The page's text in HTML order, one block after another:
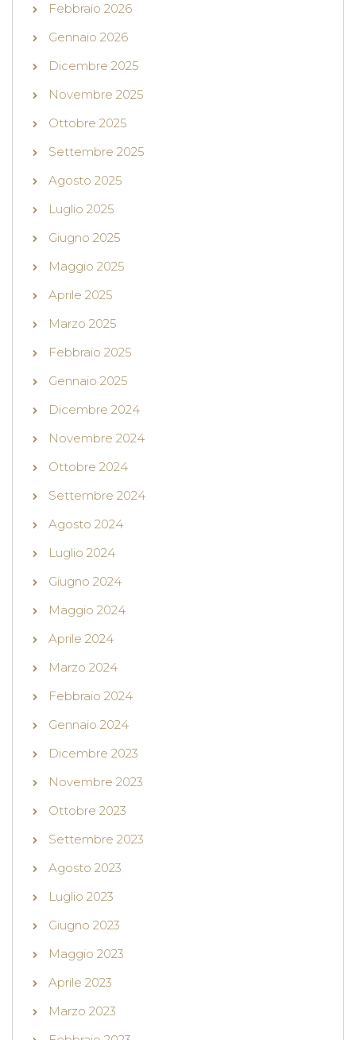
Febbraio 2026
Gennaio 2026
Dicembre 2025
Novembre 2025
Ottobre 2025
Settembre 2025
Agosto 2025
Luglio 2025
Giugno 2025
Maggio 2025
Aprile 2025
Marzo 2025
Febbraio 2025
Gennaio 2025
Dicembre 2024
Novembre 2024
Ottobre 2024
Settembre 2024
Agosto 2024
Luglio 2024
Giugno 2024
Maggio 2024
Aprile 2024
Marzo 2024
Febbraio 2024
Gennaio 2024
Dicembre 2023
Novembre 2023
Ottobre 2023
Settembre 2023
Agosto 2023
Luglio 2023
Giugno 2023
Maggio 2023
Aprile 2023
Marzo 2023